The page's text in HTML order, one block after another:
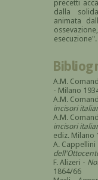
precetti
dalla
animata
esecuzione".
A.M.
- Milano
A.M.
incisori
A.M.
incisori
ediz. Milano
A. Cappellini
F. Alizeri -
1864/66